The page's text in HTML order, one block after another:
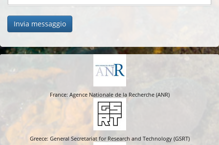
Invia messaggio
France: Agence Nationale de la Recherche (ANR)
Greece: General Secretariat for Research and Technology (GSRT)